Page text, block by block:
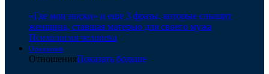
«Где мои носки» и еще 3 фразы, которые слышит
женщина, ставшая матерью для своего мужа
Психология человека
Отношения
ОтношенияПоказать больше